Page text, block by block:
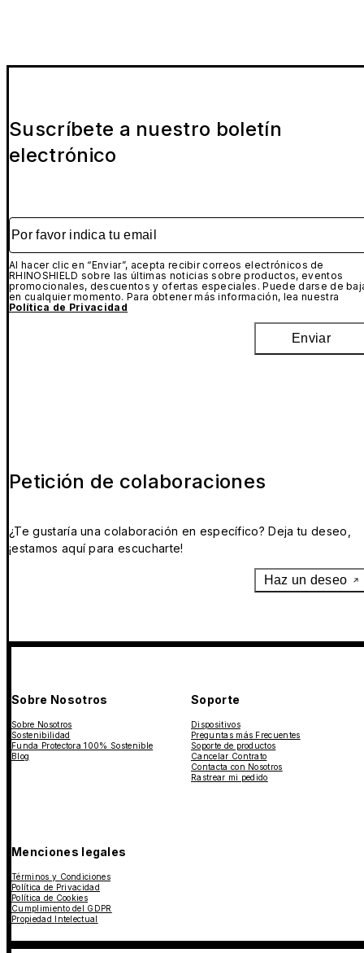
Suscríbete a nuestro boletín
electrónico
Por favor indica tu email
Al hacer clic en “Enviar”, acepta recibir correos electrónicos de
RHINOSHIELD sobre las últimas noticias sobre productos, eventos
promocionales, descuentos y ofertas especiales. Puede darse de
en cualquier momento. Para obtener más información, lea nuestra
Política de Privacidad
Enviar
Petición de colaboraciones
¿Te gustaría una colaboración en específico? Deja tu deseo,
¡estamos aquí para escucharte!
Haz un deseo
Sobre Nosotros
Sobre Nosotros
Sostenibilidad
Funda Protectora 100% Sostenible
Blog
Soporte
Dispositivos
Preguntas más Frecuentes
Soporte de productos
Cancelar Contrato
Contacta con Nosotros
Rastrear mi pedido
Menciones legales
Términos y Condiciones
Política de Privacidad
Política de Cookies
Cumplimiento del GDPR
Propiedad Intelectual